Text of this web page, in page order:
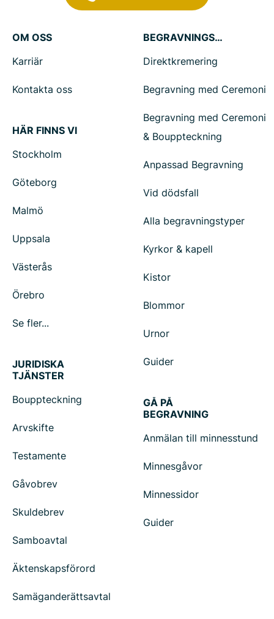
OM OSS
Karriär
Kontakta oss
HÄR FINNS VI
Stockholm
Göteborg
Malmö
Uppsala
Västerås
Örebro
Se fler...
BEGRAVNINGSTJÄNSTER
Direktkremering
Begravning med Ceremoni
Begravning med Ceremoni
& Bouppteckning
Anpassad Begravning
Vid dödsfall
Alla begravningstyper
Kyrkor & kapell
Kistor
Blommor
Urnor
Guider
JURIDISKA
TJÄNSTER
Bouppteckning
Arvskifte
Testamente
Gåvobrev
Skuldebrev
Samboavtal
Äktenskapsförord
Samäganderättsavtal
GÅ PÅ
BEGRAVNING
Anmälan till minnesstund
Minnesgåvor
Minnessidor
Guider